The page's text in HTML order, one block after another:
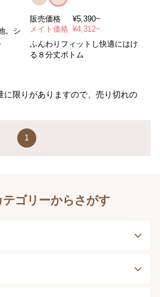
。シ
販売価格
¥5,390~
メイト価格 ¥4,312~
ふんわりフィットし快適にはけ
る８分丈ボトム
限りがありますので、売り切れの
1
ゴリーからさがす